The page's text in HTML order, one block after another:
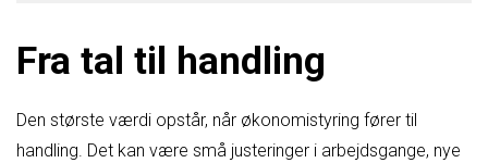
Fra tal til handling
Den største værdi opstår, når økonomistyring fører til
handling. Det kan være små justeringer i arbejdsgange, nye